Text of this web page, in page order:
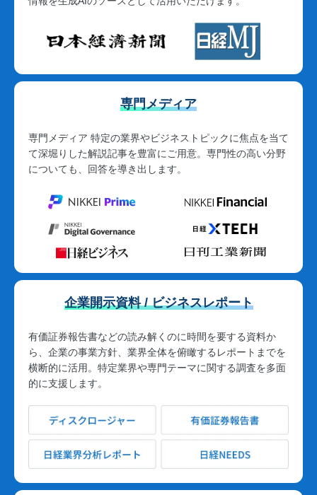
専門メディア
専門メディア 特定の業界やビジネストピックに焦点を当て
て深堀りした解説記事を豊富にご用意。専門性の高い分野
についても、回答を導き出します。
企業開示資料 / ビジネスレポート
有価証券報告書などの読み解くのに時間を要する資料か
ら、企業の事業方針、業界全体を俯瞰するレポートまでを
横断的に活用。特定業界や専門テーマに関する調査を多面
的に支援します。